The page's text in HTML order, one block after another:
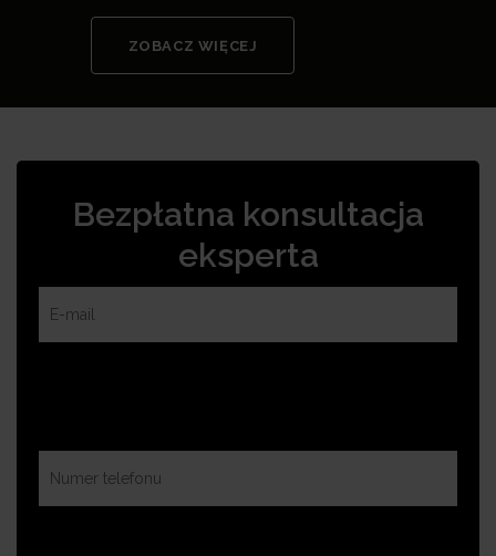
ZOBACZ WIĘCEJ
Bezpłatna konsultacja
eksperta